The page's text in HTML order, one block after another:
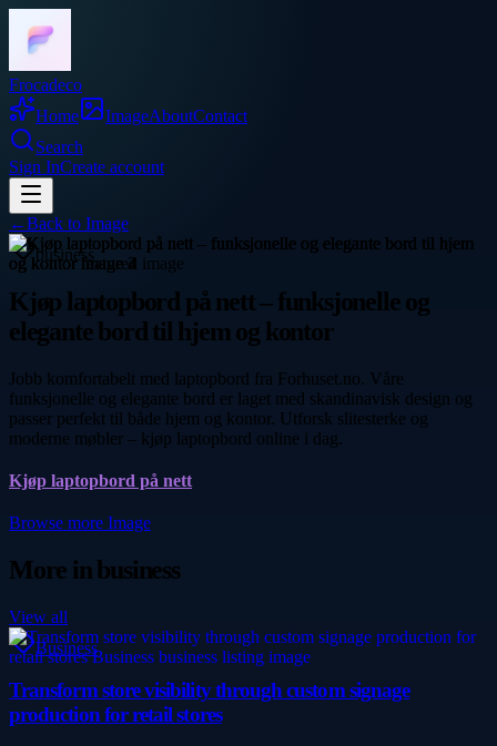
Frocadeco
Home
ImageAboutContact
Search
Sign InCreate account
←Back to Image
business
Kjøp laptopbord på nett – funksjonelle og
elegante bord til hjem og kontor
Jobb komfortabelt med laptopbord fra Forhuset.no. Våre
funksjonelle og elegante bord er laget med skandinavisk design og
passer perfekt til både hjem og kontor. Utforsk slitesterke og
moderne møbler – kjøp laptopbord online i dag.
Kjøp laptopbord på nett
Browse more Image
More inbusiness
View all
Business
Transform store visibility through custom signage
production for retail stores